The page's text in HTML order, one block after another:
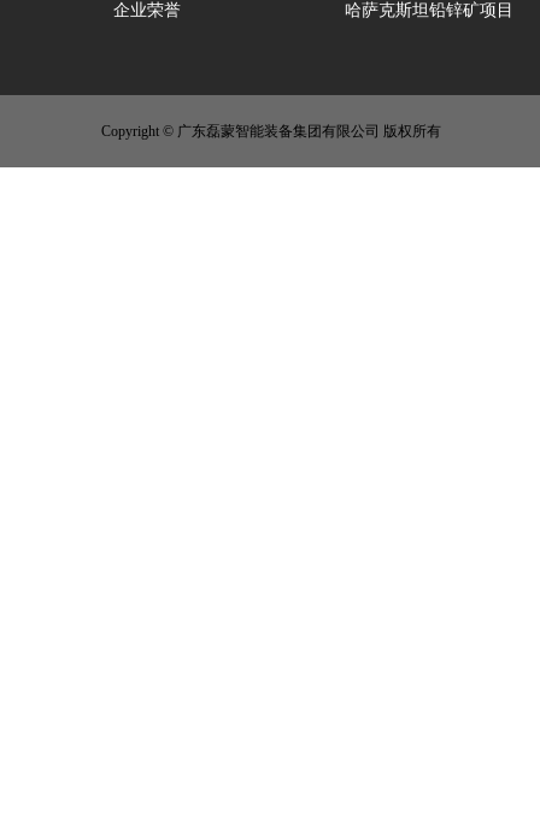
企业荣誉
哈萨克斯坦铅锌矿项目
Copyright © 广东磊蒙智能装备集团有限公司 版权所有